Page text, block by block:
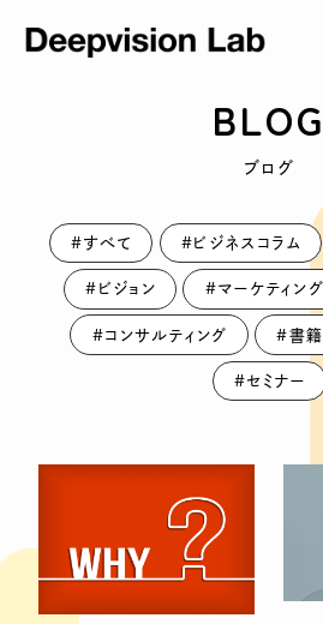
BLOG
ブログ
#すべて #ビジネスコラム
#ビジョン #マーケティング
#コンサルティング #書籍
#セミナー